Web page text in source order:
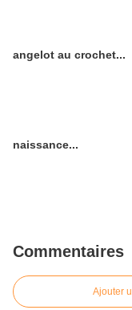
angelot au crochet...
naissance...
Commentaires
Ajouter